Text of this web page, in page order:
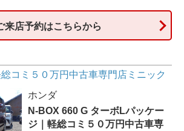
来店予約はこちらから
コミ５０万円中古車専門店ミニック
ホンダ
N-BOX 660 G ターボLパッケー
ジ｜軽総コミ５０万円中古車専